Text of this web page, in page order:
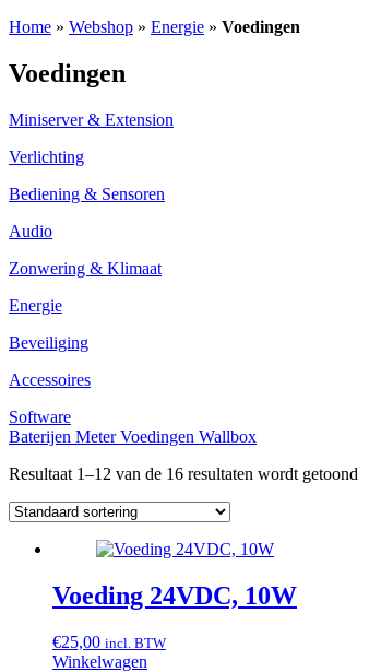
Home » Webshop » Energie » Voedingen
Voedingen
Miniserver & Extension
Verlichting
Bediening & Sensoren
Audio
Zonwering & Klimaat
Energie
Beveiliging
Accessoires
Software
Baterijen MeterVoedingen Wallbox
Resultaat 1–12 van de 16 resultaten wordt getoond
Voeding 24VDC, 10W
€25,00 incl. BTW
Winkelwagen